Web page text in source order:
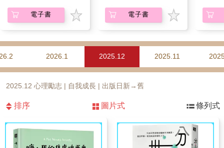
電子書 電子書
2026.1 2025.12 2025.11
2025.12 心理勵志 | 自我成長 | 出版日新→舊
排序 圖片式 條列式